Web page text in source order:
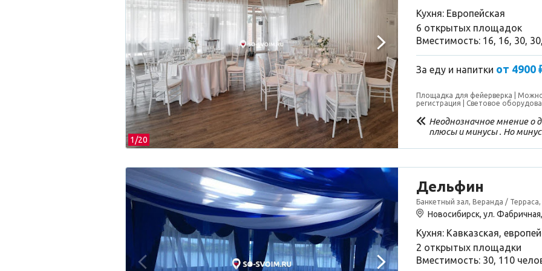
1/20
Кухня: Европейская
6 открытых площадок
Вместимость: 16, 16, 30,
За еду и напитки от 4900
Площадка для фейерверка Можно
регистрация
Световое
Неоднозначное мнение о
плюсы и минусы . Но
уборка по желанию. Да ,
позволило принимать душ
пришел быстро , но
не было деталей ( я так
чистая, полотенце на
хорошо если народу мало .
При большом помещении
Ресторан: вкусные
всё))) На ужине заказала
Дельфин
Банкетный зал, Веранда /
Новосибирск, ул.
Кухня: Кавказская,
2 открытых площадки
Вместимость: 30, 110